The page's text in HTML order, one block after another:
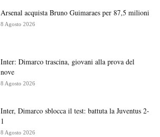
Arsenal acquista Bruno Guimaraes per 87,5 milioni
8 Agosto 2026
Inter: Dimarco trascina, giovani alla prova del
nove
8 Agosto 2026
Inter, Dimarco sblocca il test: battuta la Juventus 2-
1
8 Agosto 2026